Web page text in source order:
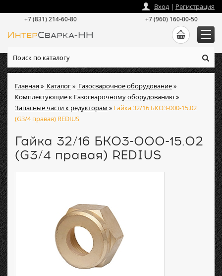
Главная» Каталог» Газосварочное оборудование»
Комплектующие к Газосварочному оборудованию »
Запасные части к редукторам » Гайка 32/16 БКО3-000-15.02
(G3/4 правая) REDIUS
Гайка 32/16 БКО3-000-15.02
(G3/4 правая) REDIUS
Вход| Регистрация
+7 (831) 214-60-80 +7 (960) 160-00-50